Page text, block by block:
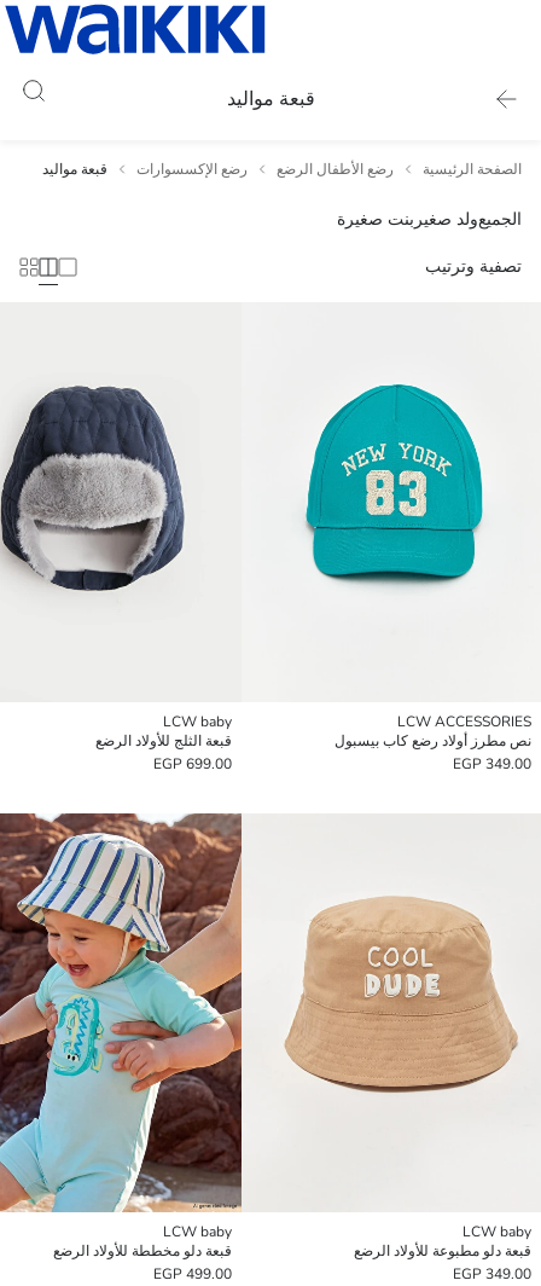
قبعة مواليد
الصفحة الرئيسية رضع الأطفال الرضع رضع الإكسسوارات قبعة مواليد
الجميعولد صغير بنت صغيرة
تصفية وترتيب
LCW ACCESSORIES
نص مطرز أولاد رضع كاب بيسبول
349.00 EGP
LCW baby
قبعة الثلج للأولاد الرضع
699.00 EGP
LCW baby
قبعة دلو مطبوعة للأولاد الرضع
349.00 EGP
LCW baby
قبعة دلو مخططة للأولاد الرضع
499.00 EGP